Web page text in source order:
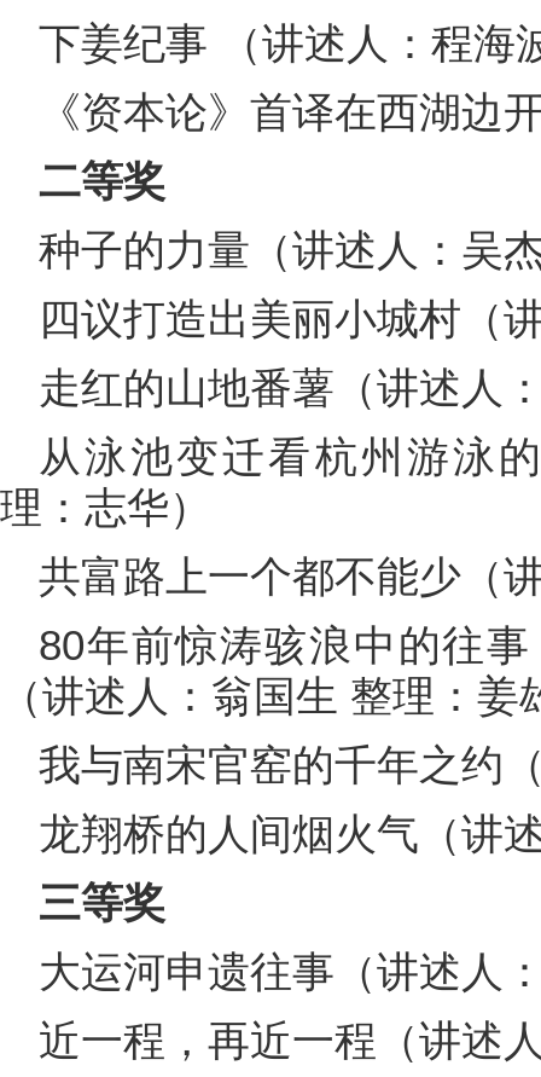
下姜纪事 （讲述人：程海
《资本论》首译在西湖边
二等奖
种子的力量（讲述人：吴
四议打造出美丽小城村（
走红的山地番薯（讲述人
从泳池变迁看杭州游泳
理：志华）
共富路上一个都不能少（
80年前惊涛骇浪中的往
（讲述人：翁国生 整理：姜
我与南宋官窑的千年之约
龙翔桥的人间烟火气（讲
三等奖
大运河申遗往事（讲述人
近一程，再近一程（讲述